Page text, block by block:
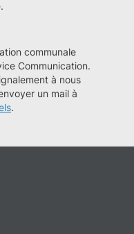
communale
Communication.
à nous
un mail à
.